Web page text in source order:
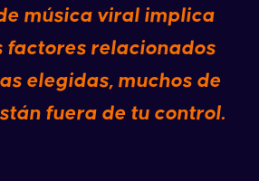
música viral implica
factores relacionados
elegidas, muchos de
fuera de tu control.